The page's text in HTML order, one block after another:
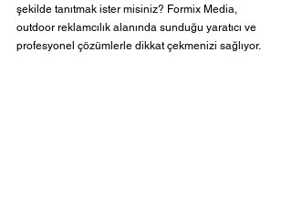
şekilde tanıtmak ister misiniz? Formix Media,
outdoor reklamcılık alanında sunduğu yaratıcı ve
profesyonel çözümlerle dikkat çekmenizi sağlıyor.